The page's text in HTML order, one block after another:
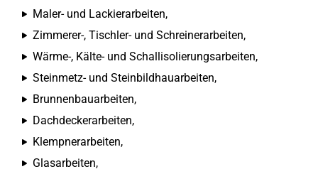
Maler- und Lackierarbeiten,
Zimmerer-, Tischler- und Schreinerarbeiten,
Wärme-, Kälte- und Schallisolierungsarbeiten,
Steinmetz- und Steinbildhauarbeiten,
Brunnenbauarbeiten,
Dachdeckerarbeiten,
Klempnerarbeiten,
Glasarbeiten,